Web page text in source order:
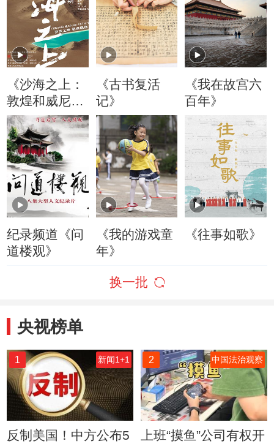
《沙海之上：
敦煌和威尼
斯》
《古书复活
记》
《我在故宫六
百年》
纪录频道《问
道楼观》
《我的游戏童
年》
《往事如歌》
换一批
央视榜单
1 新闻1+1
反制美国！中方公布5
2 中国法治观察
上班“摸鱼”公司有权开